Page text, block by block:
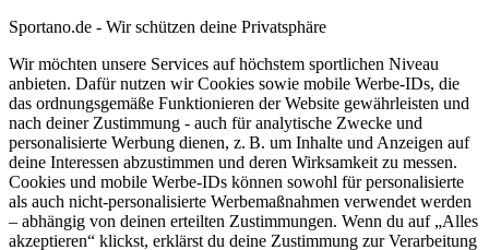
Sportano.de - Wir schützen deine Privatsphäre
Wir möchten unsere Services auf höchstem sportlichen Niveau
anbieten. Dafür nutzen wir Cookies sowie mobile Werbe-IDs, die
das ordnungsgemäße Funktionieren der Website gewährleisten und
nach deiner Zustimmung - auch für analytische Zwecke und
personalisierte Werbung dienen, z. B. um Inhalte und Anzeigen auf
deine Interessen abzustimmen und deren Wirksamkeit zu messen.
Cookies und mobile Werbe-IDs können sowohl für personalisierte
als auch nicht-personalisierte Werbemaßnahmen verwendet werden
– abhängig von deinen erteilten Zustimmungen. Wenn du auf „Alles
akzeptieren“ klickst, erklärst du deine Zustimmung zur Verarbeitung